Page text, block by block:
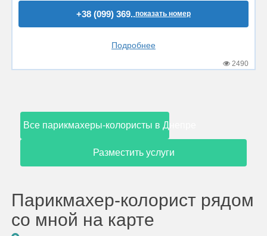
+38 (099) 369..показать номер
Подробнее
2490
Все парикмахеры-колористы в Днепре
Разместить услуги
Парикмахер-колорист рядом
со мной на карте